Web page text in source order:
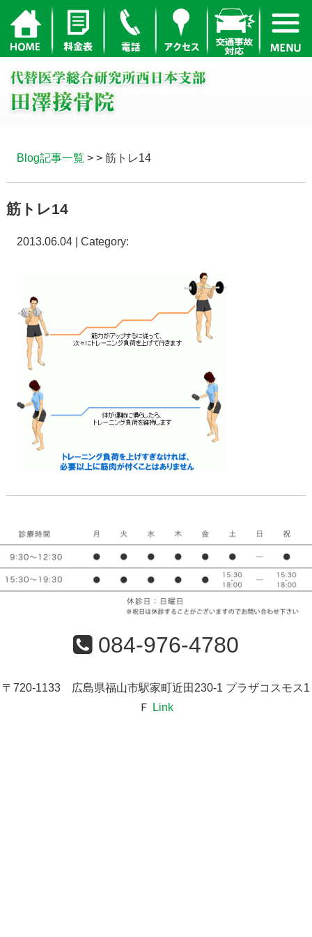
Blog記事一覧 > > 筋トレ14
筋トレ14
2013.06.04 | Category:
084-976-4780
〒720-1133 広島県福山市駅家町近田230-1 プラザコスモス1
Ｆ
Link